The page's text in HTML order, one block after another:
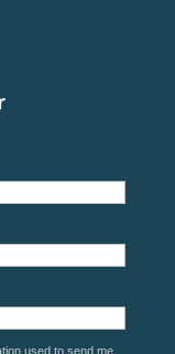
used to send me